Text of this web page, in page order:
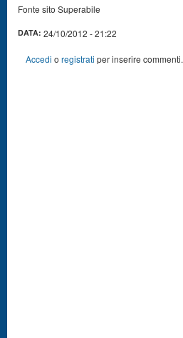
Fonte sito Superabile
DATA: 24/10/2012 - 21:22
Accedi o registrati per inserire commenti.